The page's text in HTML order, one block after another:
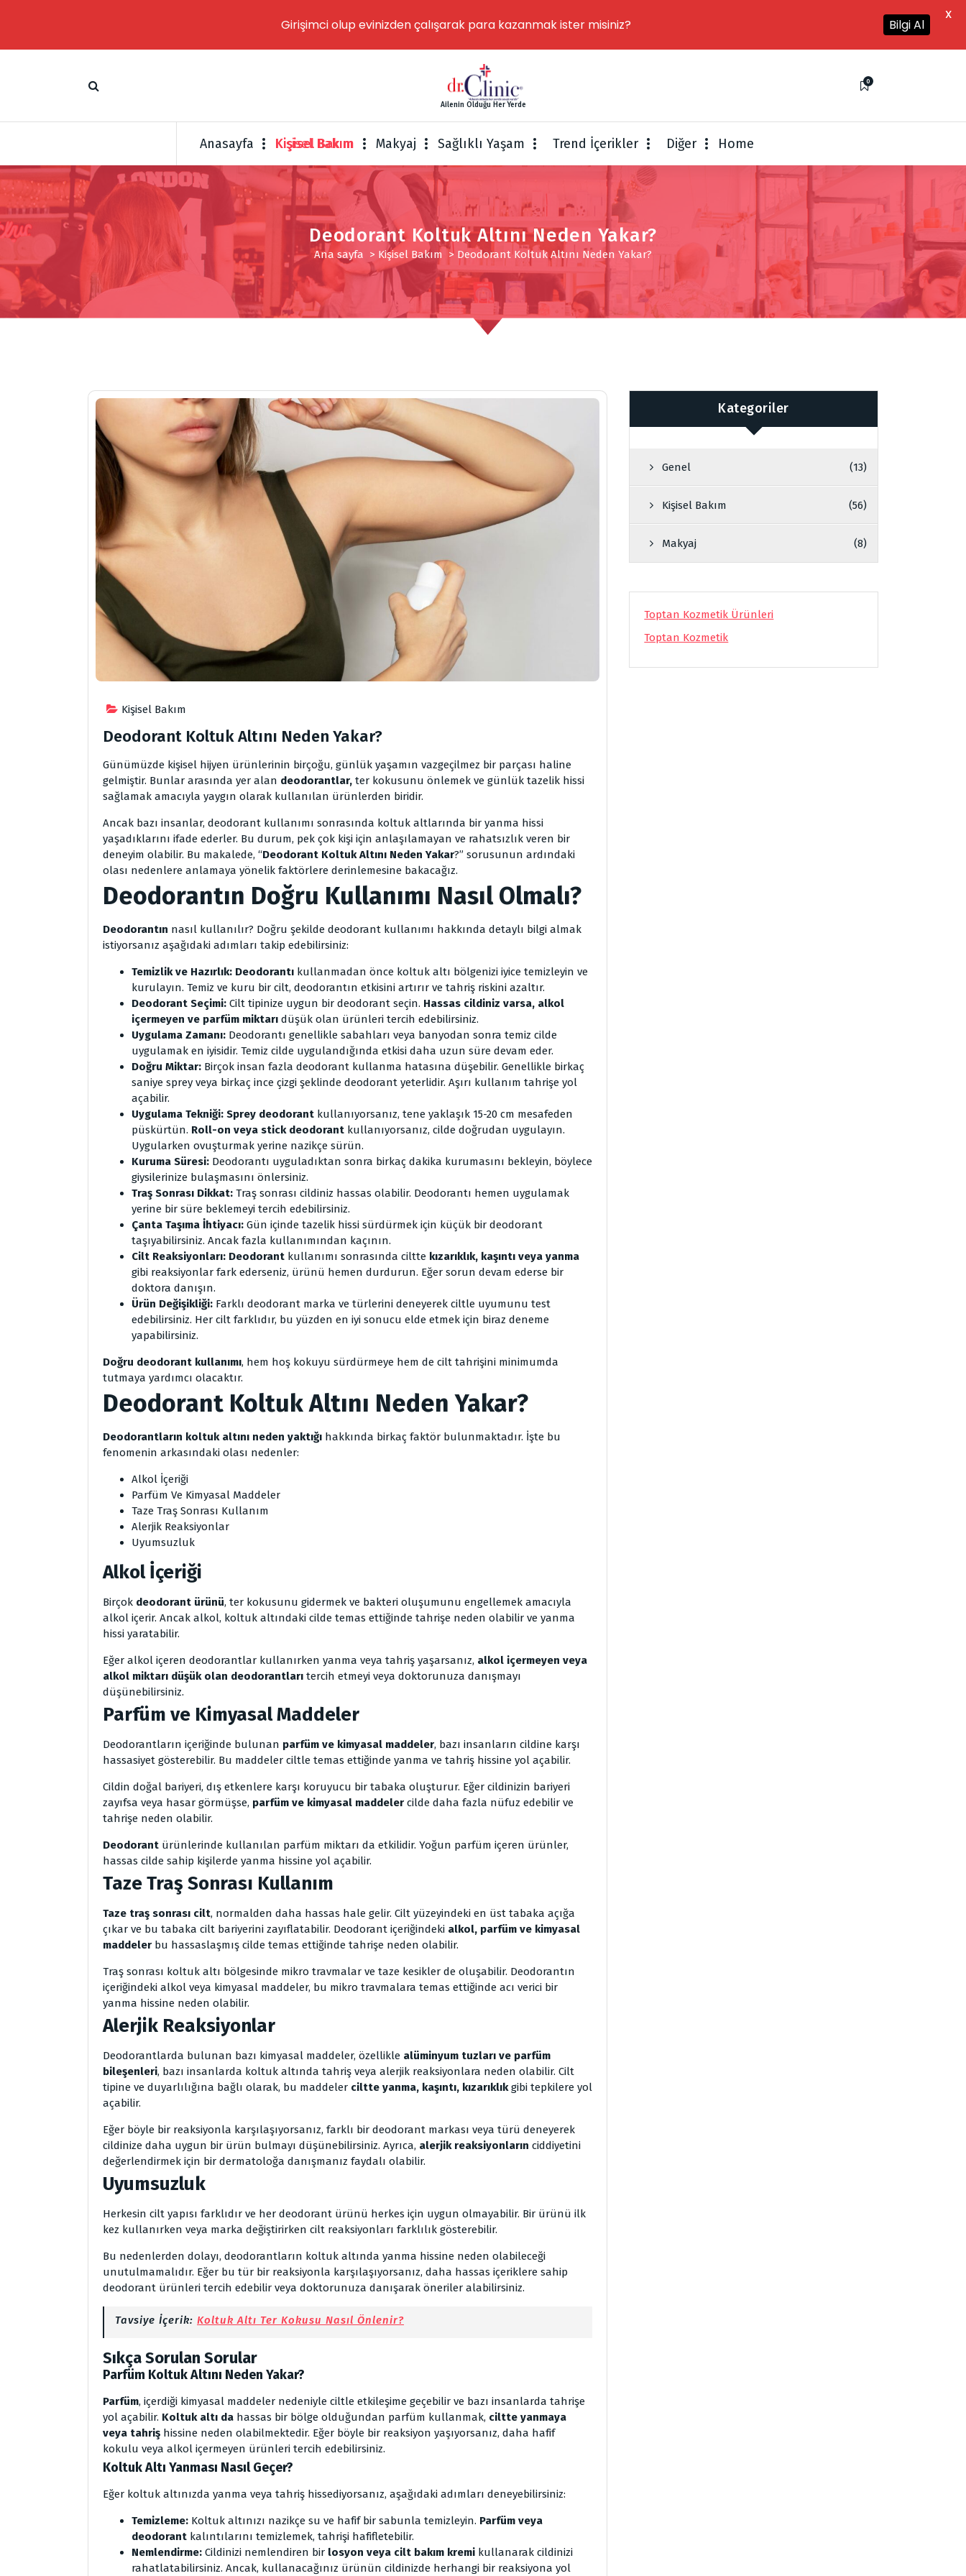
i
g
e
Ailenin Olduğu Her Yerde
0
Anasayfa Kişisel Bakım Makyaj Sağlıklı Yaşam Trend İçerikler Diğer Home
Deodorant Koltuk Altını Neden Yakar?
Ana sayfa > Kişisel Bakım > Deodorant Koltuk Altını Neden Yakar?
Kişisel Bakım
Deodorant Koltuk Altını Neden Yakar?
Günümüzde kişisel hijyen ürünlerinin birçoğu, günlük yaşamın vazgeçilmez bir parçası haline
gelmiştir. Bunlar arasında yer alan deodorantlar, ter kokusunu önlemek ve günlük tazelik hissi
sağlamak amacıyla yaygın olarak kullanılan ürünlerden biridir.
Ancak bazı insanlar, deodorant kullanımı sonrasında koltuk altlarında bir yanma hissi
yaşadıklarını ifade ederler. Bu durum, pek çok kişi için anlaşılamayan ve rahatsızlık veren bir
deneyim olabilir. Bu makalede, “Deodorant Koltuk Altını Neden Yakar?” sorusunun ardındaki
olası nedenlere anlamaya yönelik faktörlere derinlemesine bakacağız.
Deodorantın Doğru Kullanımı Nasıl Olmalı?
Deodorantın nasıl kullanılır? Doğru şekilde deodorant kullanımı hakkında detaylı bilgi almak
istiyorsanız aşağıdaki adımları takip edebilirsiniz:
Temizlik ve Hazırlık: Deodorantı kullanmadan önce koltuk altı bölgenizi iyice temizleyin ve
kurulayın. Temiz ve kuru bir cilt, deodorantın etkisini artırır ve tahriş riskini azaltır.
Deodorant Seçimi: Cilt tipinize uygun bir deodorant seçin. Hassas cildiniz varsa, alkol
içermeyen ve parfüm miktarı düşük olan ürünleri tercih edebilirsiniz.
Uygulama Zamanı: Deodorantı genellikle sabahları veya banyodan sonra temiz cilde
uygulamak en iyisidir. Temiz cilde uygulandığında etkisi daha uzun süre devam eder.
Doğru Miktar: Birçok insan fazla deodorant kullanma hatasına düşebilir. Genellikle birkaç
saniye sprey veya birkaç ince çizgi şeklinde deodorant yeterlidir. Aşırı kullanım tahrişe yol
açabilir.
Uygulama Tekniği: Sprey deodorant kullanıyorsanız, tene yaklaşık 15-20 cm mesafeden
püskürtün. Roll-on veya stick deodorant kullanıyorsanız, cilde doğrudan uygulayın.
Uygularken ovuşturmak yerine nazikçe sürün.
Kuruma Süresi: Deodorantı uyguladıktan sonra birkaç dakika kurumasını bekleyin, böylece
giysilerinize bulaşmasını önlersiniz.
Traş Sonrası Dikkat: Traş sonrası cildiniz hassas olabilir. Deodorantı hemen uygulamak
yerine bir süre beklemeyi tercih edebilirsiniz.
Çanta Taşıma İhtiyacı: Gün içinde tazelik hissi sürdürmek için küçük bir deodorant
taşıyabilirsiniz. Ancak fazla kullanımından kaçının.
Cilt Reaksiyonları: Deodorant kullanımı sonrasında ciltte kızarıklık, kaşıntı veya yanma
gibi reaksiyonlar fark ederseniz, ürünü hemen durdurun. Eğer sorun devam ederse bir
doktora danışın.
Ürün Değişikliği: Farklı deodorant marka ve türlerini deneyerek ciltle uyumunu test
edebilirsiniz. Her cilt farklıdır, bu yüzden en iyi sonucu elde etmek için biraz deneme
yapabilirsiniz.
Doğru deodorant kullanımı, hem hoş kokuyu sürdürmeye hem de cilt tahrişini minimumda
tutmaya yardımcı olacaktır.
Deodorant Koltuk Altını Neden Yakar?
Deodorantların koltuk altını neden yaktığı hakkında birkaç faktör bulunmaktadır. İşte bu
fenomenin arkasındaki olası nedenler:
Alkol İçeriği
Parfüm Ve Kimyasal Maddeler
Taze Traş Sonrası Kullanım
Alerjik Reaksiyonlar
Uyumsuzluk
Alkol İçeriği
Birçok deodorant ürünü, ter kokusunu gidermek ve bakteri oluşumunu engellemek amacıyla
alkol içerir. Ancak alkol, koltuk altındaki cilde temas ettiğinde tahrişe neden olabilir ve yanma
hissi yaratabilir.
Eğer alkol içeren deodorantlar kullanırken yanma veya tahriş yaşarsanız, alkol içermeyen veya
alkol miktarı düşük olan deodorantları tercih etmeyi veya doktorunuza danışmayı
düşünebilirsiniz.
Parfüm ve Kimyasal Maddeler
Deodorantların içeriğinde bulunan parfüm ve kimyasal maddeler, bazı insanların cildine karşı
hassasiyet gösterebilir. Bu maddeler ciltle temas ettiğinde yanma ve tahriş hissine yol açabilir.
Cildin doğal bariyeri, dış etkenlere karşı koruyucu bir tabaka oluşturur. Eğer cildinizin bariyeri
zayıfsa veya hasar görmüşse, parfüm ve kimyasal maddeler cilde daha fazla nüfuz edebilir ve
tahrişe neden olabilir.
Deodorant ürünlerinde kullanılan parfüm miktarı da etkilidir. Yoğun parfüm içeren ürünler,
hassas cilde sahip kişilerde yanma hissine yol açabilir.
Taze Traş Sonrası Kullanım
Taze traş sonrası cilt, normalden daha hassas hale gelir. Cilt yüzeyindeki en üst tabaka açığa
çıkar ve bu tabaka cilt bariyerini zayıflatabilir. Deodorant içeriğindeki alkol, parfüm ve kimyasal
maddeler bu hassaslaşmış cilde temas ettiğinde tahrişe neden olabilir.
Traş sonrası koltuk altı bölgesinde mikro travmalar ve taze kesikler de oluşabilir. Deodorantın
içeriğindeki alkol veya kimyasal maddeler, bu mikro travmalara temas ettiğinde acı verici bir
yanma hissine neden olabilir.
Alerjik Reaksiyonlar
Deodorantlarda bulunan bazı kimyasal maddeler, özellikle alüminyum tuzları ve parfüm
bileşenleri, bazı insanlarda koltuk altında tahriş veya alerjik reaksiyonlara neden olabilir. Cilt
tipine ve duyarlılığına bağlı olarak, bu maddeler ciltte yanma, kaşıntı, kızarıklıkgibi tepkilere yol
açabilir.
Eğer böyle bir reaksiyonla karşılaşıyorsanız, farklı bir deodorant markası veya türü deneyerek
cildinize daha uygun bir ürün bulmayı düşünebilirsiniz. Ayrıca, alerjik reaksiyonların ciddiyetini
değerlendirmek için bir dermatoloğa danışmanız faydalı olabilir.
Uyumsuzluk
Herkesin cilt yapısı farklıdır ve her deodorant ürünü herkes için uygun olmayabilir. Bir ürünü ilk
kez kullanırken veya marka değiştirirken cilt reaksiyonları farklılık gösterebilir.
Bu nedenlerden dolayı, deodorantların koltuk altında yanma hissine neden olabileceği
unutulmamalıdır. Eğer bu tür bir reaksiyonla karşılaşıyorsanız, daha hassas içeriklere sahip
deodorant ürünleri tercih edebilir veya doktorunuza danışarak öneriler alabilirsiniz.
Tavsiye İçerik: Koltuk Altı Ter Kokusu Nasıl Önlenir?
Sıkça Sorulan Sorular
Parfüm Koltuk Altını Neden Yakar?
Parfüm, içerdiği kimyasal maddeler nedeniyle ciltle etkileşime geçebilir ve bazı insanlarda tahrişe
yol açabilir. Koltuk altı da hassas bir bölge olduğundan parfüm kullanmak, ciltte yanmaya
veya tahriş hissine neden olabilmektedir. Eğer böyle bir reaksiyon yaşıyorsanız, daha hafif
kokulu veya alkol içermeyen ürünleri tercih edebilirsiniz.
Koltuk Altı Yanması Nasıl Geçer?
Eğer koltuk altınızda yanma veya tahriş hissediyorsanız, aşağıdaki adımları deneyebilirsiniz:
Temizleme: Koltuk altınızı nazikçe su ve hafif bir sabunla temizleyin. Parfüm veya
deodorant kalıntılarını temizlemek, tahrişi hafifletebilir.
Nemlendirme: Cildinizi nemlendiren bir losyon veya cilt bakım kremi kullanarak cildinizi
rahatlatabilirsiniz. Ancak, kullanacağınız ürünün cildinizde herhangi bir reaksiyona yol
Kategoriler
Genel (13)
Kişisel Bakım (56)
Makyaj (8)
Toptan Kozmetik Ürünleri
Toptan Kozmetik
Girişimci olup evinizden çalışarak para kazanmak ister misiniz? Bilgi Al
X